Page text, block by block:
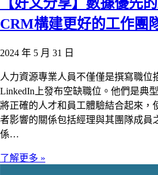
CRM構建更好的工作團
2024 年 5 月 31 日
人力資源專業人員不僅僅是撰寫職位
LinkedIn上發布空缺職位。他們是
將正確的人才和員工體驗結合起來，
者影響的關係包括經理與其團隊成員
係…
了解更多 »